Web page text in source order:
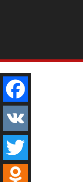
Facebook
VK
Twitter